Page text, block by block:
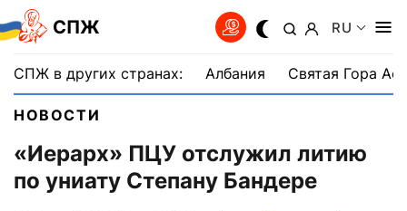
СПЖ RU
СПЖ в других странах: Албания Святая Гора
НОВОСТИ
«Иерарх» ПЦУ отслужил литию
по униату Степану Бандере